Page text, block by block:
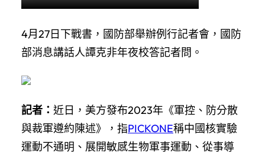
4月27日下戰書，國防部舉辦例行記者會，國防
部消息講話人譚克非年夜校答記者問。
記者： 近日，美方發布2023年《軍控、防分散
與裁軍遵約陳述》，指PICKONE稱中國核實驗
運動不通明、展開敏感生物軍事運動、從事導